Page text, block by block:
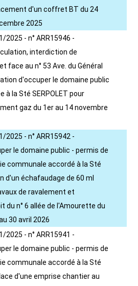
d'un coffret BT du 24
2025
2025 - n° ARR15946 -
interdiction de
face au n° 53 Ave. du Général
d'occuper le domaine public
à la Sté SERPOLET pour
gaz du 1er au 14 novembre
2025 - n° ARR15942 -
le domaine public - permis de
communale accordé à la Sté
d'un échafaudage de 60 ml
de ravalement et
du n° 6 allée de l'Amourette du
30 avril 2026
2025 - n° ARR15941 -
le domaine public - permis de
communale accordé à la Sté
d'une emprise chantier au